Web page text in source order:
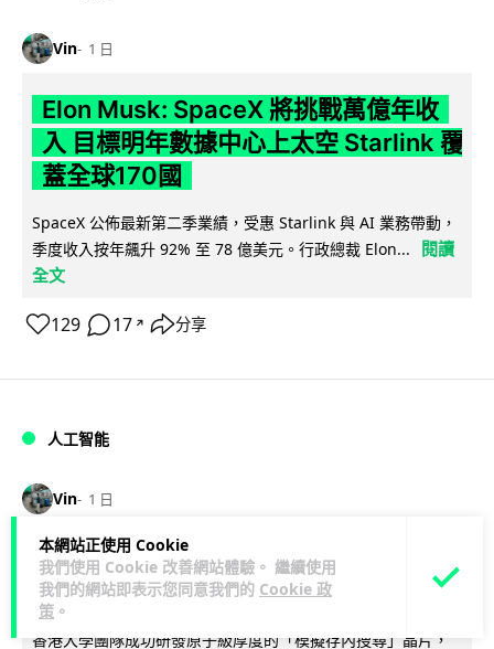
本網站正使用 Cookie
我們使用 Cookie 改善網站體驗。 繼續使用
我們的網站即表示您同意我們的 Cookie 政
策 。
Vin 1 日
Elon Musk: SpaceX 將挑戰萬億年收
入 目標明年數據中心上太空 Starlink 覆
蓋全球170國
SpaceX 公佈最新第二季業績，受惠 Starlink 與 AI 業務帶動，
季度收入按年飆升 92% 至 78 億美元。行政總裁 Elon...
閱讀
全文
129 17 ↗ 分享
人工智能
Vin 1 日
港大研原子級新晶片 AI 搜尋速度提升
一億倍 手機人臉識別免上雲端
香港大學團隊成功研發原子級厚度的「模擬存內搜尋」晶片，